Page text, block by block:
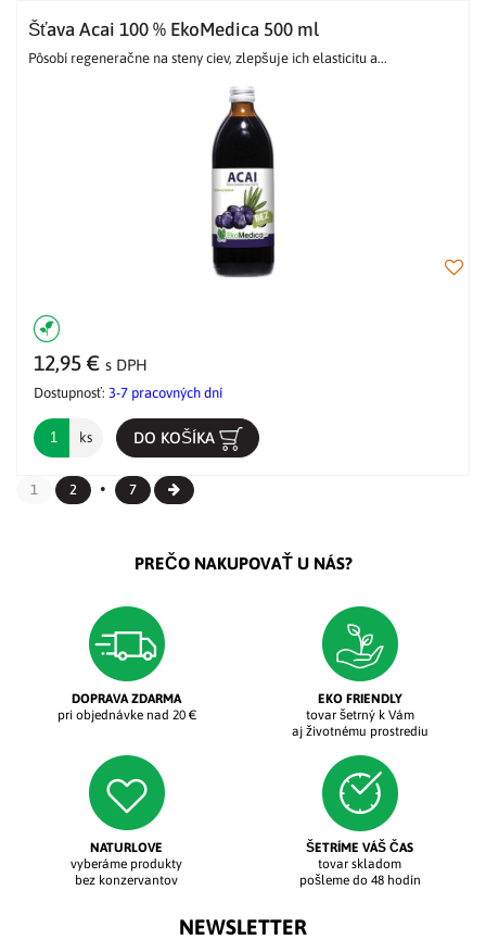
Šťava Acai 100 % EkoMedica 500 ml
Pôsobí regeneračne na steny ciev, zlepšuje ich elasticitu a...
12,95 € s DPH
Dostupnosť: 3-7 pracovných dní
ks DO KOŠÍKA
1 2 7
PREČO NAKUPOVAŤ U NÁS?
DOPRAVA ZDARMA
pri objednávke nad 20 €
EKO FRIENDLY
tovar šetrný k Vám
aj životnému prostrediu
NATURLOVE
vyberáme produkty
bez konzervantov
ŠETRÍME VÁŠ ČAS
tovar skladom
pošleme do 48 hodín
NEWSLETTER